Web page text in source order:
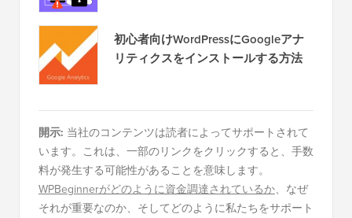
初心者向けWordPressにGoogleアナ
リティクスをインストールする方法
開示: 当社のコンテンツは読者によってサポートされて
います。これは、一部のリンクをクリックすると、手数
料が発生する可能性があることを意味します。
WPBeginnerがどのように資金調達されているか、なぜ
それが重要なのか、そしてどのように私たちをサポート